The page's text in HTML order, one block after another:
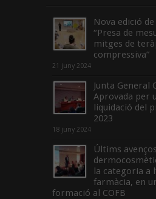
Nova edició
“Presa de
mitges de
compressiva”
21 juny 2024
Junta General
Aprovada per
liquidació del
2023
18 juny 2024
Últims
la categoria a
farmàcia, en
formació al COFB